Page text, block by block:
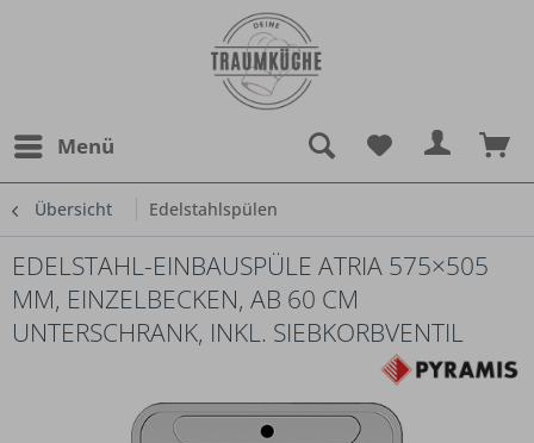
Menü
Übersicht Edelstahlspülen
EDELSTAHL-EINBAUSPÜLE ATRIA 575×505
MM, EINZELBECKEN, AB 60 CM
UNTERSCHRANK, INKL. SIEBKORBVENTIL